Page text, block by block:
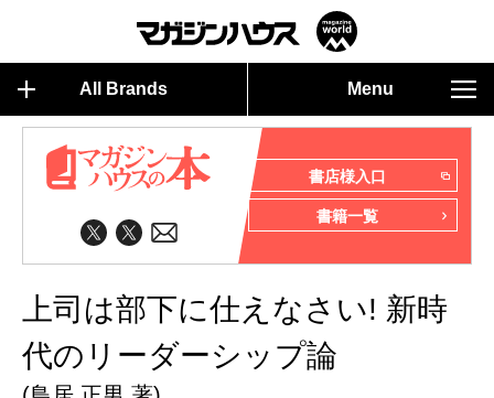
All Brands Menu
書店様入口
書籍一覧
上司は部下に仕えなさい! 新時
代のリーダーシップ論